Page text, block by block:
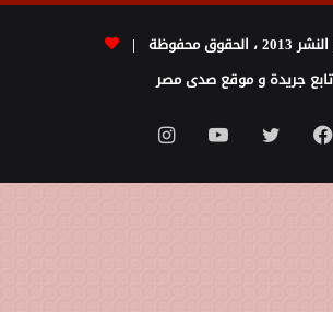
محفوظة |
تابع جريدة و موقع صدى مصر
فيسبوك تويتر يوتيوبانستقرام